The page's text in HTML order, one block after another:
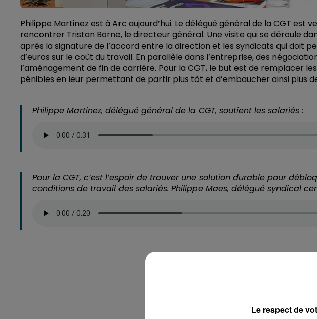
Philippe Martinez est à Arc aujourd’hui. Le délégué général de la CGT est
rencontrer Tristan Borne, le directeur général. Une visite qui se déroule
après la signature de l’accord entre la direction et les syndicats qui doit
d’euros sur le coût du travail. En parallèle dans l’entreprise, des
l’aménagement de fin de carrière. Pour la CGT, le but est de remplacer
pénibles en leur permettant de partir plus tôt et d’embaucher ainsi plus
Philippe Martinez, délégué général de la CGT, soutient les salariés :
Pour la CGT, c’est l’espoir de trouver une solution durable pour
conditions de travail des salariés. Philippe Maes, délégué syndical
Le respect de